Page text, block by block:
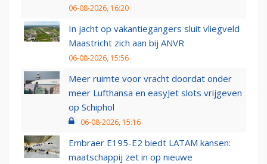
06-08-2026, 16:20
In jacht op vakantiegangers sluit vliegveld
Maastricht zich aan bij ANVR
06-08-2026, 15:56
Meer ruimte voor vracht doordat onder
meer Lufthansa en easyJet slots vrijgeven
op Schiphol
06-08-2026, 15:16
Embraer E195-E2 biedt LATAM kansen:
maatschappij zet in op nieuwe